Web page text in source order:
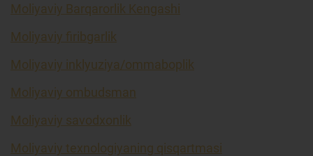
Moliyaviy Barqarorlik Kengashi
Moliyaviy firibgarlik
Moliyaviy inklyuziya/ommaboplik
Moliyaviy ombudsman
Moliyaviy savodxonlik
Moliyaviy texnologiyaning qisqartmasi